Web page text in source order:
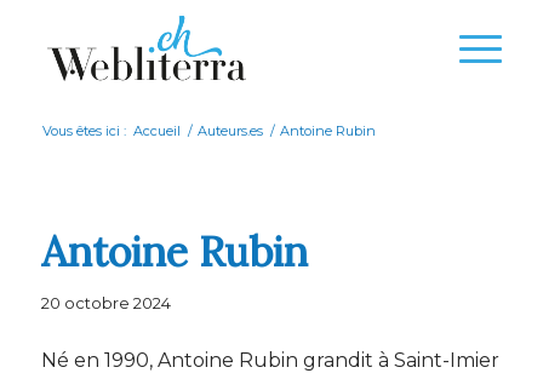
Vous êtes ici : Accueil / Auteurs.es / Antoine Rubin
Antoine Rubin
20 octobre 2024
Né en 1990, Antoine Rubin grandit à Saint-Imier